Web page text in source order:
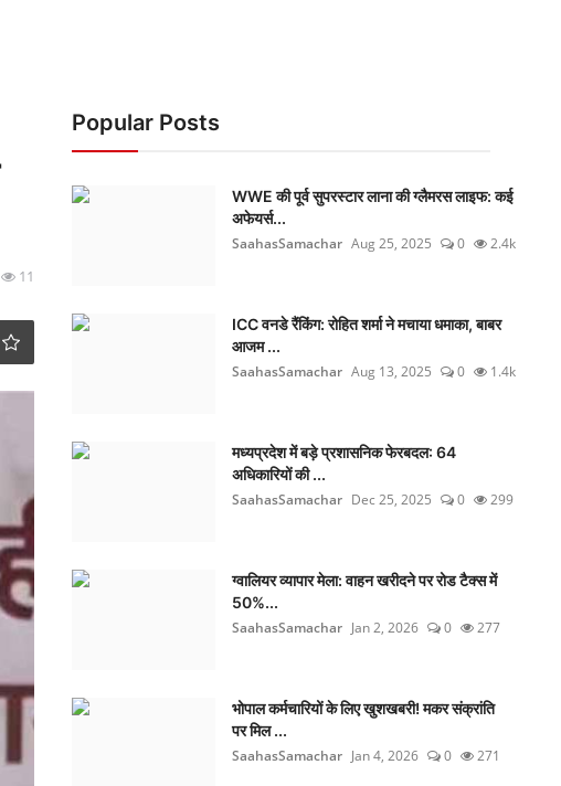
11
Popular Posts
WWE की पूर्व सुपरस्टार लाना की ग्लैमरस लाइफ: कई
अफेयर्स...
SaahasSamachar Aug 25, 2025 0 2.4k
ICC वनडे रैंकिंग: रोहित शर्मा ने मचाया धमाका, बाबर
आजम ...
SaahasSamachar Aug 13, 2025 0 1.4k
मध्यप्रदेश में बड़े प्रशासनिक फेरबदल: 64
अधिकारियों की ...
SaahasSamachar Dec 25, 2025 0 299
ग्वालियर व्यापार मेला: वाहन खरीदने पर रोड टैक्स में
50%...
SaahasSamachar Jan 2, 2026 0 277
भोपाल कर्मचारियों के लिए खुशखबरी! मकर संक्रांति
पर मिल ...
SaahasSamachar Jan 4, 2026 0 271